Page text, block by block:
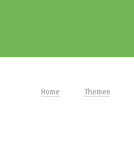
Home Themen